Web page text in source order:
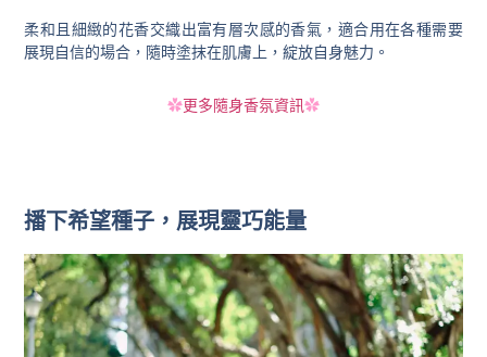
柔和且細緻的花香交織出富有層次感的香氣，適合用在各種需要
展現自信的場合，隨時塗抹在肌膚上，綻放自身魅力。
✿更多隨身香氛資訊✿
播下希望種子，展現靈巧能量